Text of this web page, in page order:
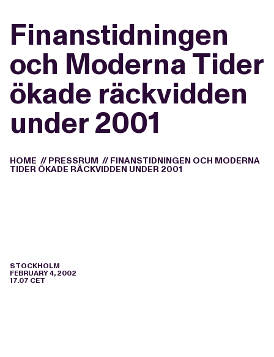
Finanstidningen
och Moderna Tider
ökade räckvidden
under 2001
HOME // PRESSRUM // FINANSTIDNINGEN OCH MODERNA
TIDER ÖKADE RÄCKVIDDEN UNDER 2001
STOCKHOLM
FEBRUARY 4, 2002
17.07 CET